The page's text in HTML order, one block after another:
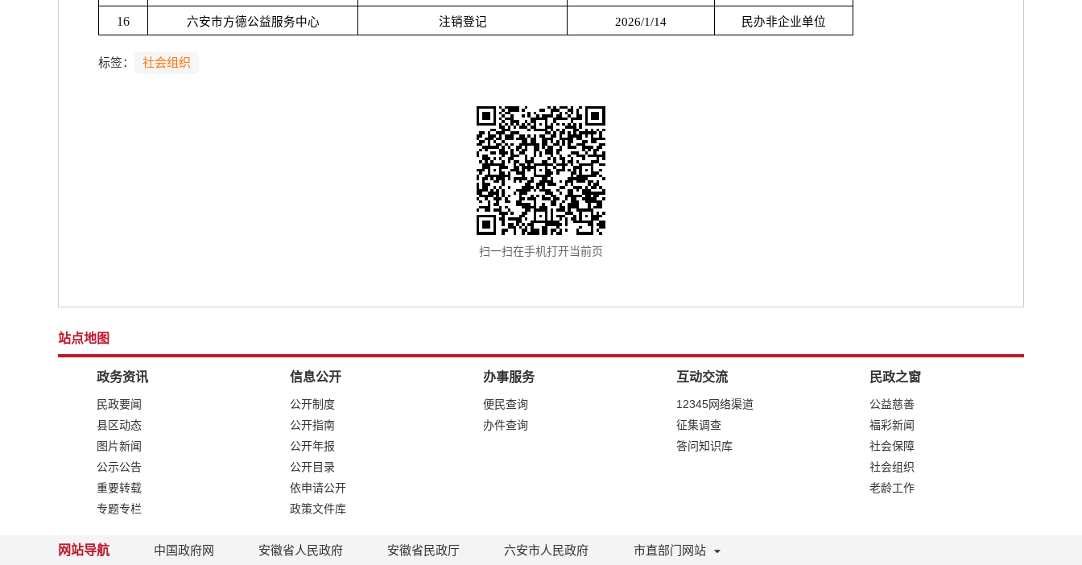
16 六安市方德公益服务中心 注销登记 2026/1/14 民办非企业单位
标签： 社会组织
扫一扫在手机打开当前页
站点地图
政务资讯
民政要闻
县区动态
图片新闻
公示公告
重要转载
专题专栏
信息公开
公开制度
公开指南
公开年报
公开目录
依申请公开
政策文件库
办事服务
便民查询
办件查询
互动交流
12345网络渠道
征集调查
答问知识库
民政之窗
公益慈善
福彩新闻
社会保障
社会组织
老龄工作
网站导航 中国政府网 安徽省人民政府 安徽省民政厅 六安市人民政府 市直部门网站